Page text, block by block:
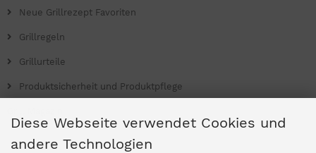
Neue Grillrezept Favoriten
Grillregeln
Grillurteile
Produktsicherheit und Produktpflege
Diese Webseite verwendet Cookies und
andere Technologien